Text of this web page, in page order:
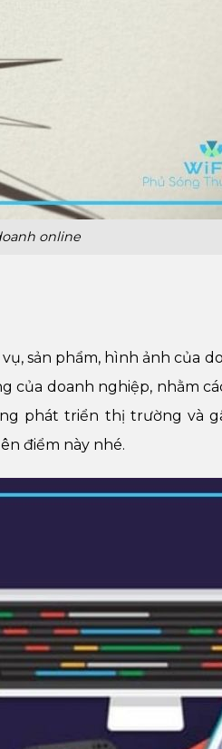
online
sản phẩm, hình ảnh của
của doanh nghiệp, nhằm
phát triển thị trường và
điểm này nhé.